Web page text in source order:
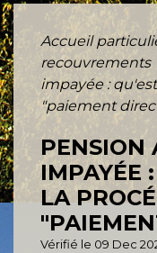
Accueil
recouvrements
impayée :
"paiement
PENSION
IMPAYÉE
LA
Vérifié le 09 Dec